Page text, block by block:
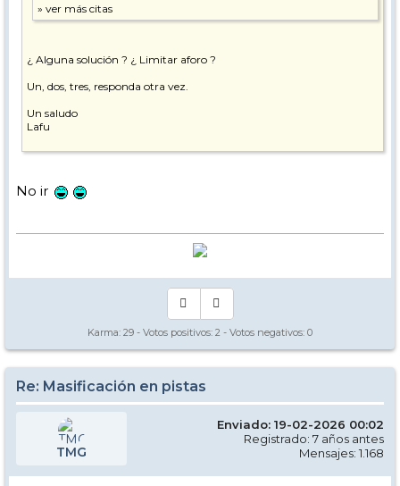
¿ Alguna solución ? ¿ Limitar aforo ?
Un, dos, tres, responda otra vez.
Un saludo
Lafu
No ir
Karma: 29 - Votos positivos: 2 - Votos negativos: 0
Re: Masificación en pistas
TMG
Enviado: 19-02-2026 00:02
Registrado: 7 años antes
Mensajes: 1.168